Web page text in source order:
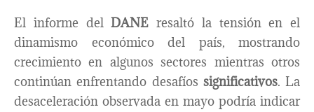
El informe delDANE resaltó la tensión en el
dinamismo económico del país, mostrando
crecimiento en algunos sectores mientras otros
continúan enfrentando desafíos significativos. La
desaceleración observada en mayo podría indicar